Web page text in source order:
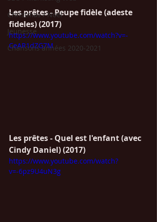
Christmas / Noël
Jeunesse
Chansons années 2020-2021
Les prêtes - Peupe fidèle (adeste
fideles) (2017)
https://www.youtube.com/watch?v=-
CeAR1dZG7M
Les prêtes - Quel est l'enfant (avec
Cindy Daniel) (2017)
https://www.youtube.com/watch?
v=-6pz9U4uN3g